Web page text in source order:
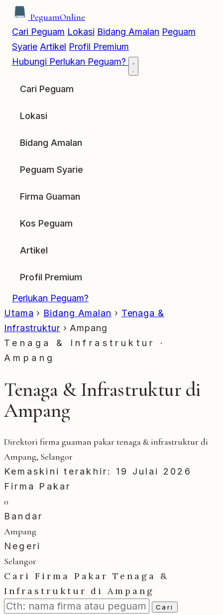
PeguamOnline
Cari Peguam Lokasi Bidang Amalan Peguam
Syarie Artikel Profil Premium
Hubungi Perlukan Peguam?
Cari Peguam
Lokasi
Bidang Amalan
Peguam Syarie
Firma Guaman
Kos Peguam
Artikel
Profil Premium
Perlukan Peguam?
Utama › Bidang Amalan › Tenaga &
Infrastruktur › Ampang
Tenaga & Infrastruktur ·
Ampang
Tenaga & Infrastruktur di
Ampang
Direktori firma guaman pakar tenaga & infrastruktur di
Ampang, Selangor
Kemaskini terakhir: 19 Julai 2026
Firma Pakar
0
Bandar
Ampang
Negeri
Selangor
Cari Firma Pakar Tenaga &
Infrastruktur di Ampang
Cari